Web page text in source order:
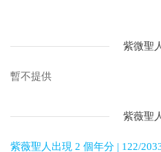
紫微聖
暫不提供
紫薇聖
紫薇聖人出現 2 個年分 | 122/